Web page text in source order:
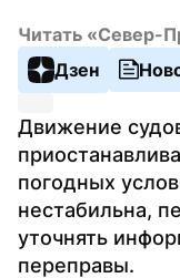
Читать «Север-
Дзен
Движение
погодных
нестабильна,
уточнять
переправы.